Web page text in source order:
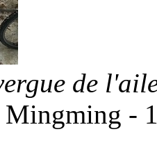
de
Mingming -